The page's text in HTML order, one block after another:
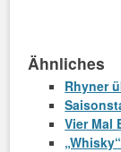
Ähnliches
Rhyner
Vier Mal